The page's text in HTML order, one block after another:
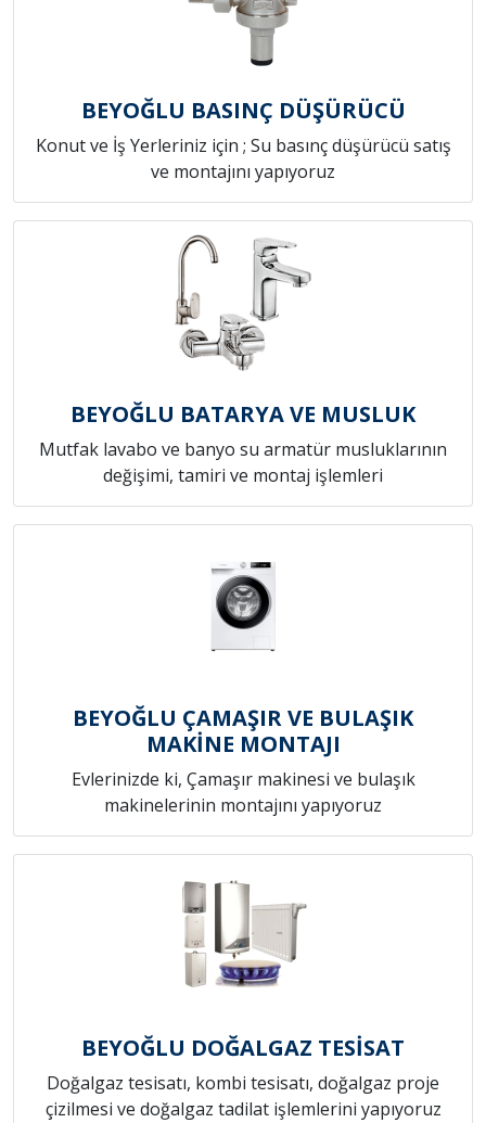
BEYOĞLU BASINÇ DÜŞÜRÜCÜ
Konut ve İş Yerleriniz için ; Su basınç düşürücü satış
ve montajını yapıyoruz
BEYOĞLU BATARYA VE MUSLUK
Mutfak lavabo ve banyo su armatür musluklarının
değişimi, tamiri ve montaj işlemleri
BEYOĞLU ÇAMAŞIR VE BULAŞIK
MAKİNE MONTAJI
Evlerinizde ki, Çamaşır makinesi ve bulaşık
makinelerinin montajını yapıyoruz
BEYOĞLU DOĞALGAZ TESİSAT
Doğalgaz tesisatı, kombi tesisatı, doğalgaz proje
çizilmesi ve doğalgaz tadilat işlemlerini yapıyoruz